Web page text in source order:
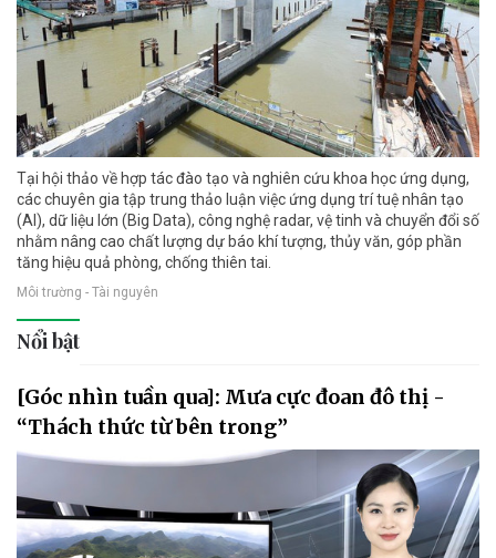
Tại hội thảo về hợp tác đào tạo và nghiên cứu khoa học ứng dụng,
các chuyên gia tập trung thảo luận việc ứng dụng trí tuệ nhân tạo
(AI), dữ liệu lớn (Big Data), công nghệ radar, vệ tinh và chuyển đổi số
nhằm nâng cao chất lượng dự báo khí tượng, thủy văn, góp phần
tăng hiệu quả phòng, chống thiên tai.
Môi trường - Tài nguyên
Nổi bật
[Góc nhìn tuần qua]: Mưa cực đoan đô thị -
“Thách thức từ bên trong”